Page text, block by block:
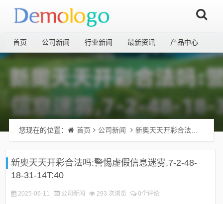
首页 公司新闻 行业新闻 最新资讯 产品中心
您现在的位置： 首页 公司新闻 新奥天天开彩合法吗:警惕虚假信息迷雾,7-2-48-18-31-14T:40
新奥天天开彩合法吗:警惕虚假信息迷雾,7-2-48-
18-31-14T:40
2025-06-11 公司新闻 293 次浏览 0个评论